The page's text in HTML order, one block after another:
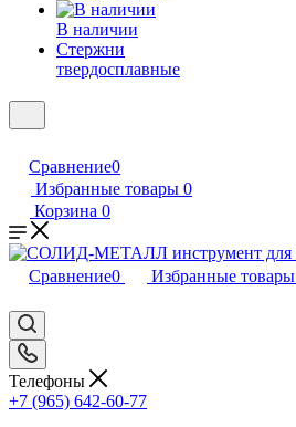
В наличии
Стержни
твердосплавные
Сравнение0
Избранные товары 0
Корзина 0
Сравнение0 Избранные товары
Телефоны
+7 (965) 642-60-77